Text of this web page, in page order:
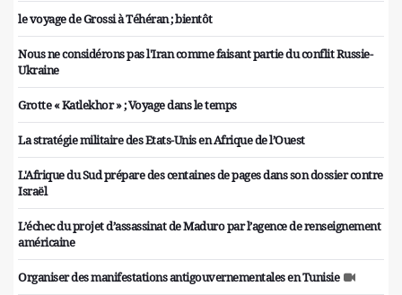
le voyage de Grossi à Téhéran ; bientôt
Nous ne considérons pas l'Iran comme faisant partie du conflit Russie-
Ukraine
Grotte « Katlekhor » ; Voyage dans le temps
La stratégie militaire des Etats-Unis en Afrique de l’Ouest
L'Afrique du Sud prépare des centaines de pages dans son dossier contre
Israël
L’échec du projet d’assassinat de Maduro par l’agence de renseignement
américaine
Organiser des manifestations antigouvernementales en Tunisie